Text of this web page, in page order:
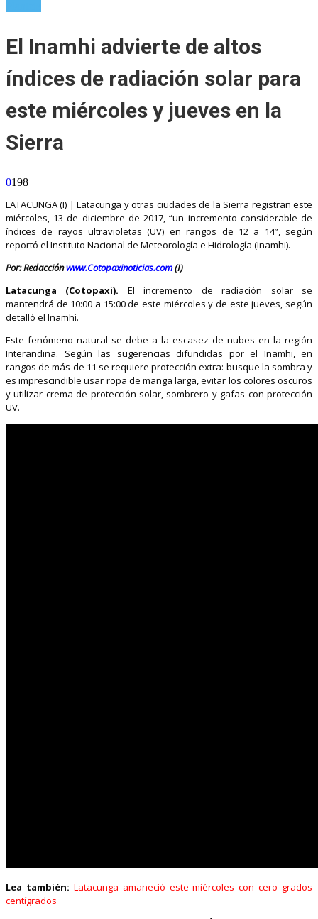
El Inamhi advierte de altos
índices de radiación solar para
este miércoles y jueves en la
Sierra
0198
LATACUNGA (I) | Latacunga y otras ciudades de la Sierra registran este
miércoles, 13 de diciembre de 2017, “un incremento considerable de
índices de rayos ultravioletas (UV) en rangos de 12 a 14”, según
reportó el Instituto Nacional de Meteorología e Hidrología (Inamhi).
Por: Redacciónwww.Cotopaxinoticias.com(I)
Latacunga (Cotopaxi). El incremento de radiación solar se
mantendrá de 10:00 a 15:00 de este miércoles y de este jueves, según
detalló el Inamhi.
Este fenómeno natural se debe a la escasez de nubes en la región
Interandina. Según las sugerencias difundidas por el Inamhi, en
rangos de más de 11 se requiere protección extra: busque la sombra y
es imprescindible usar ropa de manga larga, evitar los colores oscuros
y utilizar crema de protección solar, sombrero y gafas con protección
UV.
Lea también: Latacunga amaneció este miércoles con cero grados
centígrados